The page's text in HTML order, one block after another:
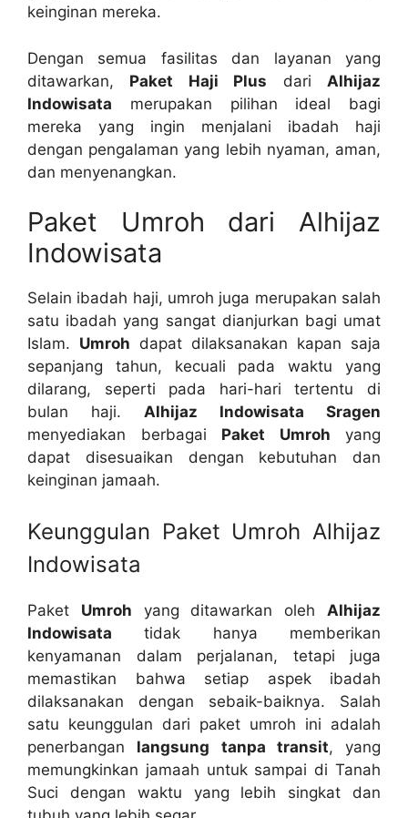
keinginan mereka.
Dengan semua fasilitas dan layanan yang
ditawarkan, Paket Haji Plus dari Alhijaz
Indowisata merupakan pilihan ideal bagi
mereka yang ingin menjalani ibadah haji
dengan pengalaman yang lebih nyaman, aman,
dan menyenangkan.
Paket Umroh dari Alhijaz
Indowisata
Selain ibadah haji, umroh juga merupakan salah
satu ibadah yang sangat dianjurkan bagi umat
Islam. Umroh dapat dilaksanakan kapan saja
sepanjang tahun, kecuali pada waktu yang
dilarang, seperti pada hari-hari tertentu di
bulan haji. Alhijaz Indowisata Sragen
menyediakan berbagai Paket Umroh yang
dapat disesuaikan dengan kebutuhan dan
keinginan jamaah.
Keunggulan Paket Umroh Alhijaz
Indowisata
Paket Umroh yang ditawarkan oleh Alhijaz
Indowisata tidak hanya memberikan
kenyamanan dalam perjalanan, tetapi juga
memastikan bahwa setiap aspek ibadah
dilaksanakan dengan sebaik-baiknya. Salah
satu keunggulan dari paket umroh ini adalah
penerbangan langsung tanpa transit, yang
memungkinkan jamaah untuk sampai di Tanah
Suci dengan waktu yang lebih singkat dan